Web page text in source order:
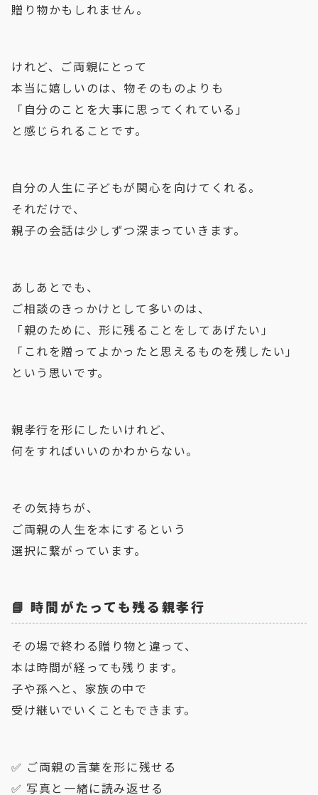
贈り物かもしれません。
けれど、ご両親にとって
本当に嬉しいのは、物そのものよりも
「自分のことを大事に思ってくれている」
と感じられることです。
自分の人生に子どもが関心を向けてくれる。
それだけで、
親子の会話は少しずつ深まっていきます。
あしあとでも、
ご相談のきっかけとして多いのは、
「親のために、形に残ることをしてあげたい」
「これを贈ってよかったと思えるものを残したい」
という思いです。
親孝行を形にしたいけれど、
何をすればいいのかわからない。
その気持ちが、
ご両親の人生を本にするという
選択に繋がっています。
📘 時間がたっても残る親孝行
その場で終わる贈り物と違って、
本は時間が経っても残ります。
子や孫へと、家族の中で
受け継いでいくこともできます。
✅ ご両親の言葉を形に残せる
✅ 写真と一緒に読み返せる